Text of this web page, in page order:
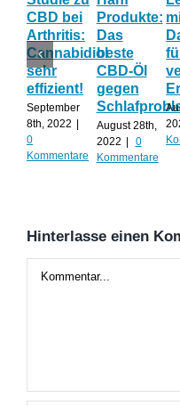
CBD bei
Arthritis:
Cannabidiol
sehr
effizient!
September
8th, 2022
0
Kommentare
Produkte:
Das
beste
CBD-Öl
gegen
August 28th,
2022
0
Kommentare
Hinterlasse einen